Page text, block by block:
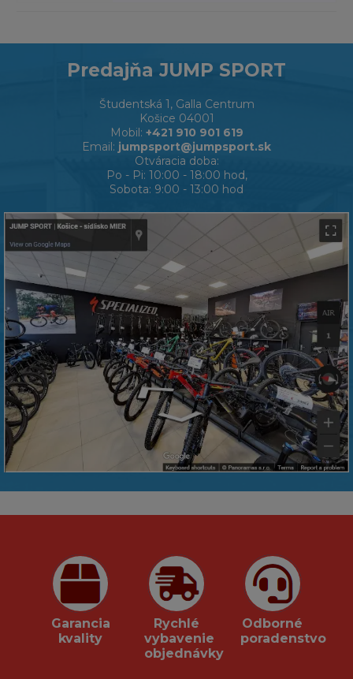
Predajňa JUMP SPORT
Študentská 1, Galla Centrum
Košice 04001
Mobil: +421 910 901 619
Email: jumpsport@jumpsport.sk
Otváracia doba:
Po - Pi: 10:00 - 18:00 hod,
Sobota: 9:00 - 13:00 hod
Garancia
kvality
Rychlé
vybavenie
objednávky
Odborné
poradenstvo